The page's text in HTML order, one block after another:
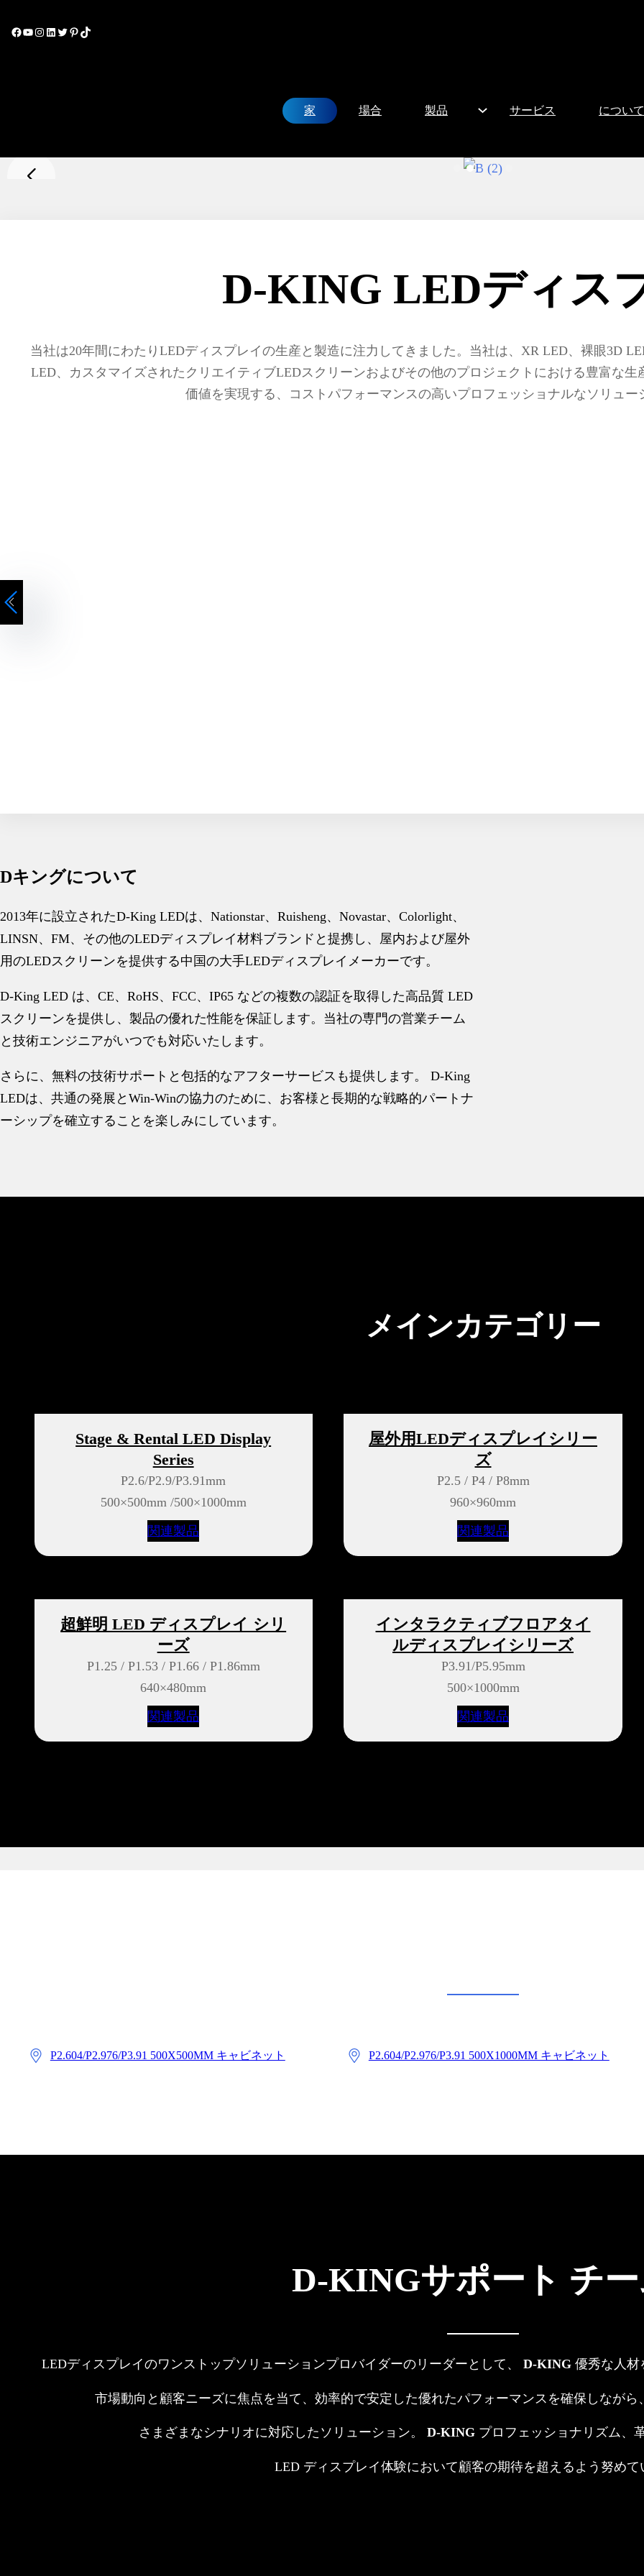
家 場合 製品 サービス について
D-KING LEDディス
当社は20年間にわたりLEDディスプレイの生産と製造に注力してきました。当社は、XR LED、裸眼3D
LED、カスタマイズされたクリエイティブLEDスクリーンおよびその他のプロジェクトにおける豊富な
価値を実現する、コストパフォーマンスの高いプロフェッショナルなソリュー
Dキングについて
2013年に設立されたD-King LEDは、Nationstar、Ruisheng、Novastar、Colorlight、
LINSN、FM、その他のLEDディスプレイ材料ブランドと提携し、屋内および屋外
用のLEDスクリーンを提供する中国の大手LEDディスプレイメーカーです。
D-King LED は、CE、RoHS、FCC、IP65 などの複数の認証を取得した高品質 LED
スクリーンを提供し、製品の優れた性能を保証します。当社の専門の営業チーム
と技術エンジニアがいつでも対応いたします。
さらに、無料の技術サポートと包括的なアフターサービスも提供します。 D-King
LEDは、共通の発展とWin-Winの協力のために、お客様と長期的な戦略的パートナ
ーシップを確立することを楽しみにしています。
メインカテゴリー
Stage & Rental LED Display
Series
P2.6/P2.9/P3.91mm
500×500mm /500×1000mm
関連製品
屋外用LEDディスプレイシリー
ズ
P2.5 / P4 / P8mm
960×960mm
関連製品
超鮮明 LED ディスプレイ シリ
ーズ
P1.25 / P1.53 / P1.66 / P1.86mm
640×480mm
関連製品
インタラクティブフロアタイ
ルディスプレイシリーズ
P3.91/P5.95mm
500×1000mm
関連製品
P2.604/P2.976/P3.91 500X500MM キャビネット P2.604/P2.976/P3.91 500X1000MM キャビネット
D-KINGサポート チ
LEDディスプレイのワンストップソリューションプロバイダーのリーダーとして、 D-KING 優秀な人材
市場動向と顧客ニーズに焦点を当て、効率的で安定した優れたパフォーマンスを確保しながら
さまざまなシナリオに対応したソリューション。 D-KING プロフェッショナリズム、
LED ディスプレイ体験において顧客の期待を超えるよう努めて